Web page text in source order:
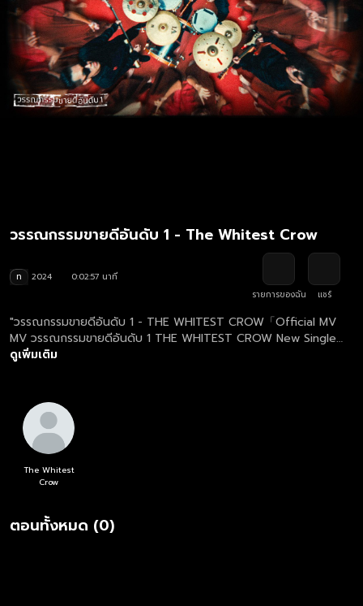
วรรณกรรมขายดีอันดับ 1 - The Whitest Crow
ท 2024
0:02:57 นาที
รายการของฉัน
แชร์
"วรรณกรรมขายดีอันดับ 1 - THE WHITEST CROW「Official MV
MV วรรณกรรมขายดีอันดับ 1 THE WHITEST CROW New Single
2024 genie records ติดตาม THE WHITEST CROW ได้ที่
@thewhitestcrow เนื้อร้อง: ปฏิภาณ สุวรรณสิงห์ ทำนอง: ปฏิภาณ
สุวรรณสิงห์ เรียบเรียง: ปฏิภาณ สุวรรณสิงห์ #วรรณกรรมขายดี
อันดับ1"
ดูเพิ่มเติม
The Whitest
Crow
ตอนทั้งหมด (0)